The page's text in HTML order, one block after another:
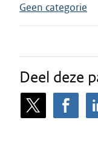
Geen categorie
Deel deze